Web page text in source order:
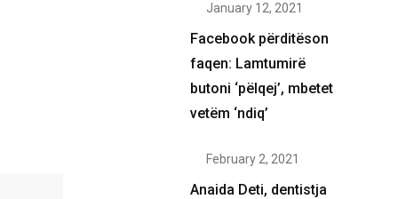
January 12, 2021
Facebook përditëson
faqen: Lamtumirë
butoni ‘pëlqej’, mbetet
vetëm ‘ndiq’
February 2, 2021
Anaida Deti, dentistja